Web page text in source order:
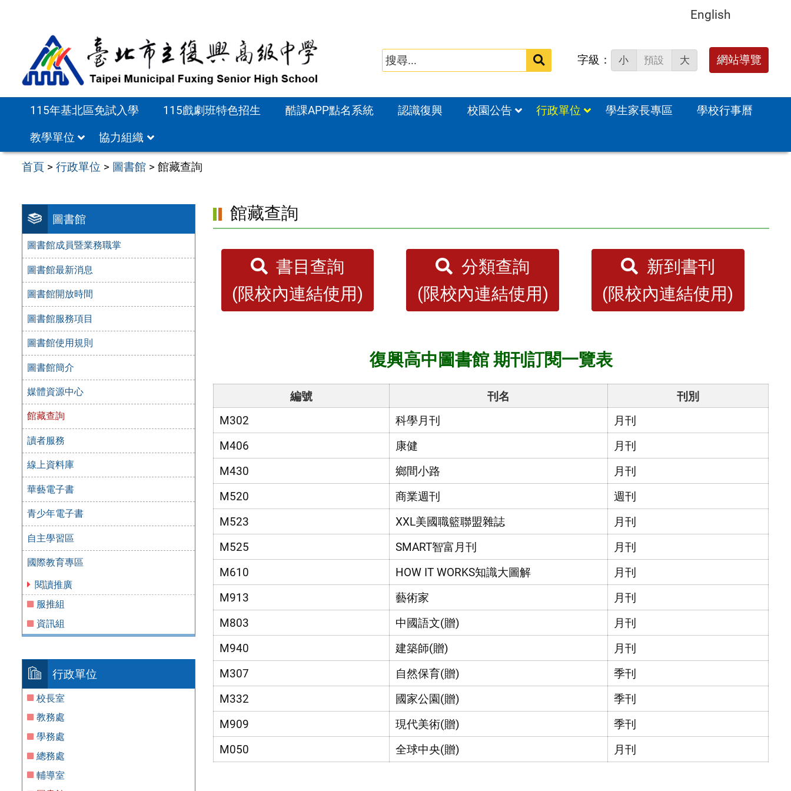
English
搜
字級： 小 預設 大 網站導覽
115年基北區免試入學 115戲劇班特色招生 酷課APP點名系統 認識復興 校園公告 行政單位 學生家長專區
學校行事曆
教學單位
協力組織
首頁 >行政單位 > 圖書館 >館藏查詢
圖書館
圖書館成員暨業務職掌
圖書館最新消息
圖書館開放時間
圖書館服務項目
圖書館使用規則
圖書館簡介
媒體資源中心
館藏查詢
讀者服務
線上資料庫
華藝電子書
青少年電子書
自主學習區
國際教育專區
閱讀推廣
服推組
資訊組
行政單位
校長室
教務處
學務處
總務處
輔導室
館藏查詢
書目查詢
(限校內連結使用)
分類查詢
(限校內連結使用)
新到書刊
(限校內連結使用)
復興高中圖書館 期刊訂閱一覽表
編號 刊名
刊別
M302
科學月刊
月刊
M406
康健
月刊
M430
鄉間小路
月刊
M520
商業週刊
週刊
M523
XXL美國職籃聯盟雜誌
月刊
M525
SMART智富月刊
月刊
M610
HOW IT WORKS知識大圖解
月刊
M913
藝術家
月刊
M803
中國語文(贈)
月刊
M940
建築師(贈)
月刊
M307
自然保育(贈)
季刊
M332
國家公園(贈)
季刊
M909
現代美術(贈)
季刊
M050
全球中央(贈) 月刊